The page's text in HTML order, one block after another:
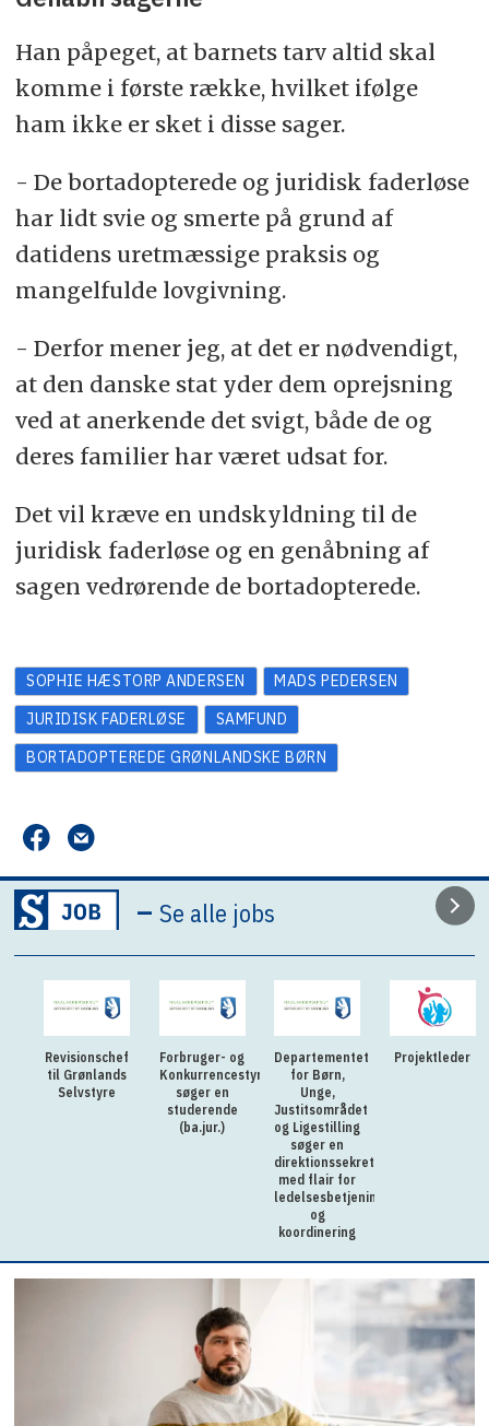
Han påpeget, at barnets tarv altid skal
komme i første række, hvilket ifølge
ham ikke er sket i disse sager.
- De bortadopterede og juridisk faderløse
har lidt svie og smerte på grund af
datidens uretmæssige praksis og
mangelfulde lovgivning.
- Derfor mener jeg, at det er nødvendigt,
at den danske stat yder dem oprejsning
ved at anerkende det svigt, både de og
deres familier har været udsat for.
Det vil kræve en undskyldning til de
juridisk faderløse og en genåbning af
sagen vedrørende de bortadopterede.
SOPHIE HÆSTORP ANDERSEN
MADS PEDERSEN
JURIDISK FADERLØSE
SAMFUND
BORTADOPTEREDE GRØNLANDSKE BØRN
–Se alle jobs
Revisionschef
til Grønlands
Selvstyre
Forbruger- og
Konkurrencestyrelsen
søger en
studerende
(ba.jur.)
Departementet
for Børn,
Unge,
Justitsområdet
og Ligestilling
søger en
direktionssekretær
med flair for
ledelsesbetjening
og
koordinering
Projektleder